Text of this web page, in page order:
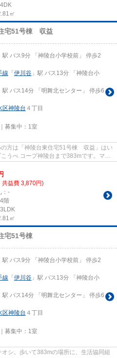
㎡
宅51号棟 収益
駅 バス9分 「神陵台小学校前」 停歩2
線 「 伊川谷 」駅 バス13分 「神陵台小
駅 バス14分 「明舞北センター」 停歩6
区神陵台 ４丁目
募集中： 1室
方は「神陵台東住宅51号棟 収益」はい
うべ コープ神陵台まで383mです。マン
共益費 3,870円)
：-
階
㎡
宅51号棟
駅 バス9分 「神陵台小学校前」 停歩2
線 「 伊川谷 」駅 バス13分 「神陵台小
駅 バス14分 「明舞北センター」 停歩6
区神陵台 ４丁目
募集中： 1室
シ。歩いて383mの場所に、生活協同組